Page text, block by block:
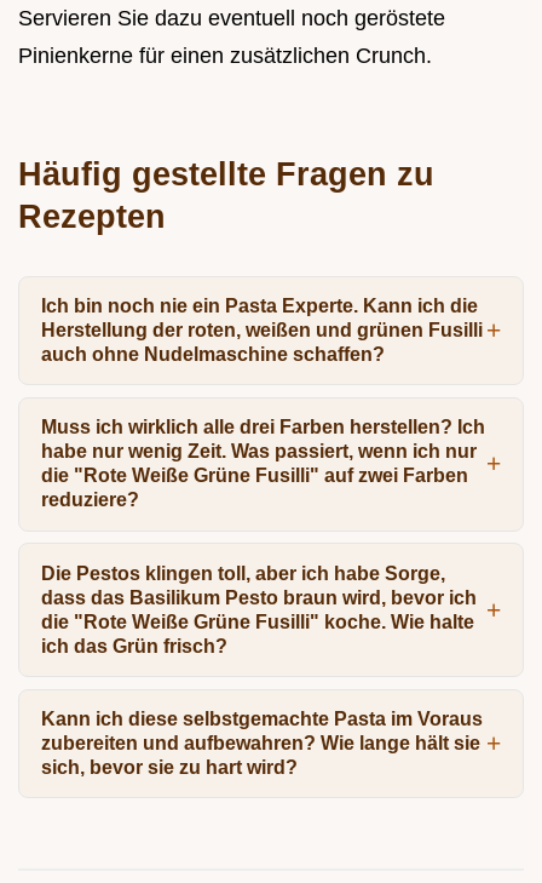
Servieren Sie dazu eventuell noch geröstete
Pinienkerne für einen zusätzlichen Crunch.
Häufig gestellte Fragen zu
Rezepten
Ich bin noch nie ein Pasta Experte. Kann ich die
Herstellung der roten, weißen und grünen Fusilli
auch ohne Nudelmaschine schaffen?
Muss ich wirklich alle drei Farben herstellen? Ich
habe nur wenig Zeit. Was passiert, wenn ich nur
die "Rote Weiße Grüne Fusilli" auf zwei Farben
reduziere?
Die Pestos klingen toll, aber ich habe Sorge,
dass das Basilikum Pesto braun wird, bevor ich
die "Rote Weiße Grüne Fusilli" koche. Wie halte
ich das Grün frisch?
Kann ich diese selbstgemachte Pasta im Voraus
zubereiten und aufbewahren? Wie lange hält sie
sich, bevor sie zu hart wird?